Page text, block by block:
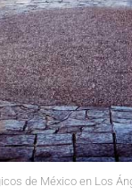
de México en Los